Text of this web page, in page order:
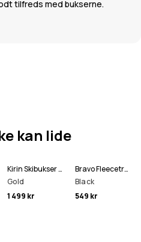
tilfreds med bukserne.
kan lide
Kirin Skibukser Herre
Gold
1 499 kr
Bravo Fleecetrøje Herre
Black
549 kr